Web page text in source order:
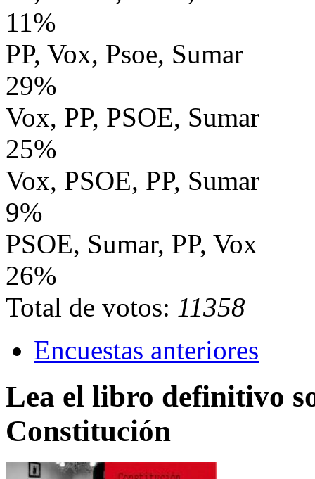
11%
PP, Vox, Psoe, Sumar
29%
Vox, PP, PSOE, Sumar
25%
Vox, PSOE, PP, Sumar
9%
PSOE, Sumar, PP, Vox
26%
Total de votos: 11358
Encuestas anteriores
Lea el libro definitivo
Constitución